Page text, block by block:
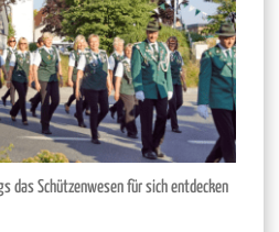
das Schützenwesen für sich entdecken